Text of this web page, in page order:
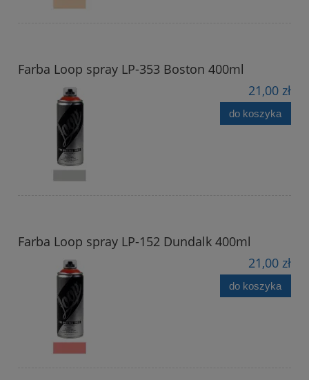
Farba Loop spray LP-353 Boston 400ml
21,00 zł
do koszyka
Farba Loop spray LP-152 Dundalk 400ml
21,00 zł
do koszyka